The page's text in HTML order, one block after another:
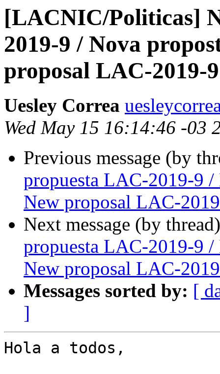
[LACNIC/Politicas]
2019-9 / Nova
proposal LAC-2019-9
Uesley Correa
Wed May 15 16:14:46 -03
Previous message (by
propuesta LAC-2019-9
New proposal LAC-
Next message (by
propuesta LAC-2019-9
New proposal LAC-
Messages sorted by: [
]
Hola a todos,